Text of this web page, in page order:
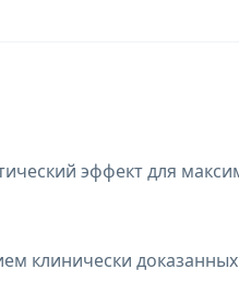
эффект для
клинически